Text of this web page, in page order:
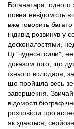
Боганатара, одного
повна невідомість
вже говорить
індивід розвинув у
досконалостями,
Ці "чудесні сили",
доказом того, що
їхнього володаря,
що пройшла весь
завершення.
відомості
розповісти про
як здається,